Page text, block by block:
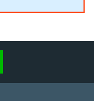
でシェアする